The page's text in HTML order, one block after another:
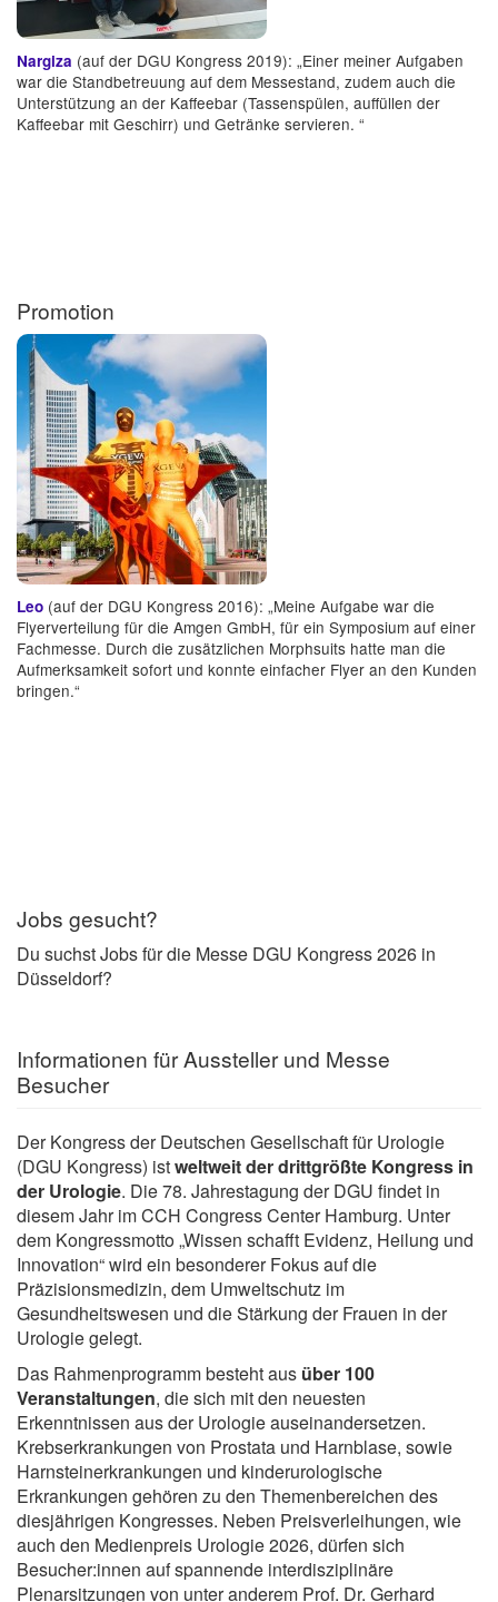
Nargiza (auf der DGU Kongress 2019): „Einer meiner Aufgaben
war die Standbetreuung auf dem Messestand, zudem auch die
Unterstützung an der Kaffeebar (Tassenspülen, auffüllen der
Kaffeebar mit Geschirr) und Getränke servieren. “
Promotion
Leo (auf der DGU Kongress 2016): „Meine Aufgabe war die
Flyerverteilung für die Amgen GmbH, für ein Symposium auf einer
Fachmesse. Durch die zusätzlichen Morphsuits hatte man die
Aufmerksamkeit sofort und konnte einfacher Flyer an den Kunden
bringen.“
Jobs gesucht?
Du suchst Jobs für die Messe DGU Kongress 2026 in
Düsseldorf?
Informationen für Aussteller und Messe
Besucher
Der Kongress der Deutschen Gesellschaft für Urologie
(DGU Kongress) istweltweit der drittgrößte Kongress in
der Urologie. Die 78. Jahrestagung der DGU findet in
diesem Jahr im CCH Congress Center Hamburg. Unter
dem Kongressmotto „Wissen schafft Evidenz, Heilung und
Innovation“ wird ein besonderer Fokus auf die
Präzisionsmedizin, dem Umweltschutz im
Gesundheitswesen und die Stärkung der Frauen in der
Urologie gelegt.
Das Rahmenprogramm besteht aus über 100
Veranstaltungen, die sich mit den neuesten
Erkenntnissen aus der Urologie auseinandersetzen.
Krebserkrankungen von Prostata und Harnblase, sowie
Harnsteinerkrankungen und kinderurologische
Erkrankungen gehören zu den Themenbereichen des
diesjährigen Kongresses. Neben Preisverleihungen, wie
auch den Medienpreis Urologie 2026, dürfen sich
Besucher:innen auf spannende interdisziplinäre
Plenarsitzungen von unter anderem Prof. Dr. Gerhard